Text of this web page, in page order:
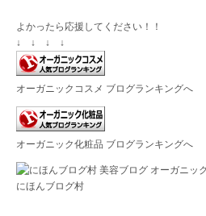
よかったら応援してください！！
↓ ↓ ↓ ↓
オーガニックコスメ ブログランキングへ
オーガニック化粧品 ブログランキングへ
にほんブログ村